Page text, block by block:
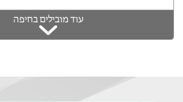
עוד מובילים בחיפה